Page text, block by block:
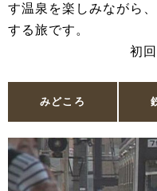
す温泉を楽しみながら
する旅です。
初
みどころ